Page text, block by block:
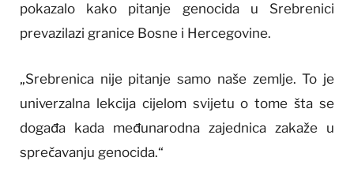
pokazalo kako pitanje genocida u Srebrenici
prevazilazi granice Bosne i Hercegovine.
„Srebrenica nije pitanje samo naše zemlje. To je
univerzalna lekcija cijelom svijetu o tome šta se
događa kada međunarodna zajednica zakaže u
sprečavanju genocida.“